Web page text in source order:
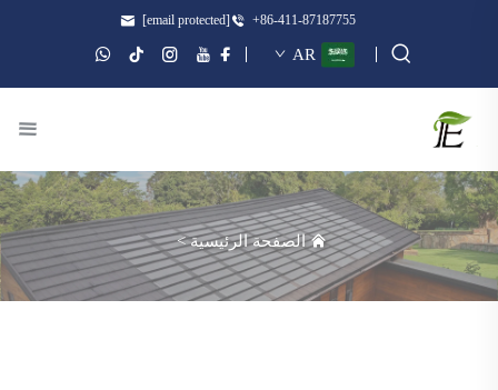
+86-411-87187755
[email protected]
AR
الصفحة الرئيسية>